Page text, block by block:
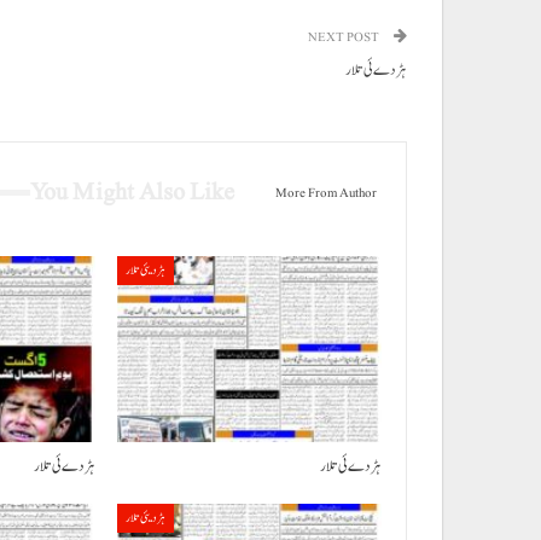
NEXT POST
ہڑدے ئی تلار
More From Author
ہڑدے ئی تلار
ہڑدیئی تلار
ہڑدے ئی تلار
ہڑدیئی تلار